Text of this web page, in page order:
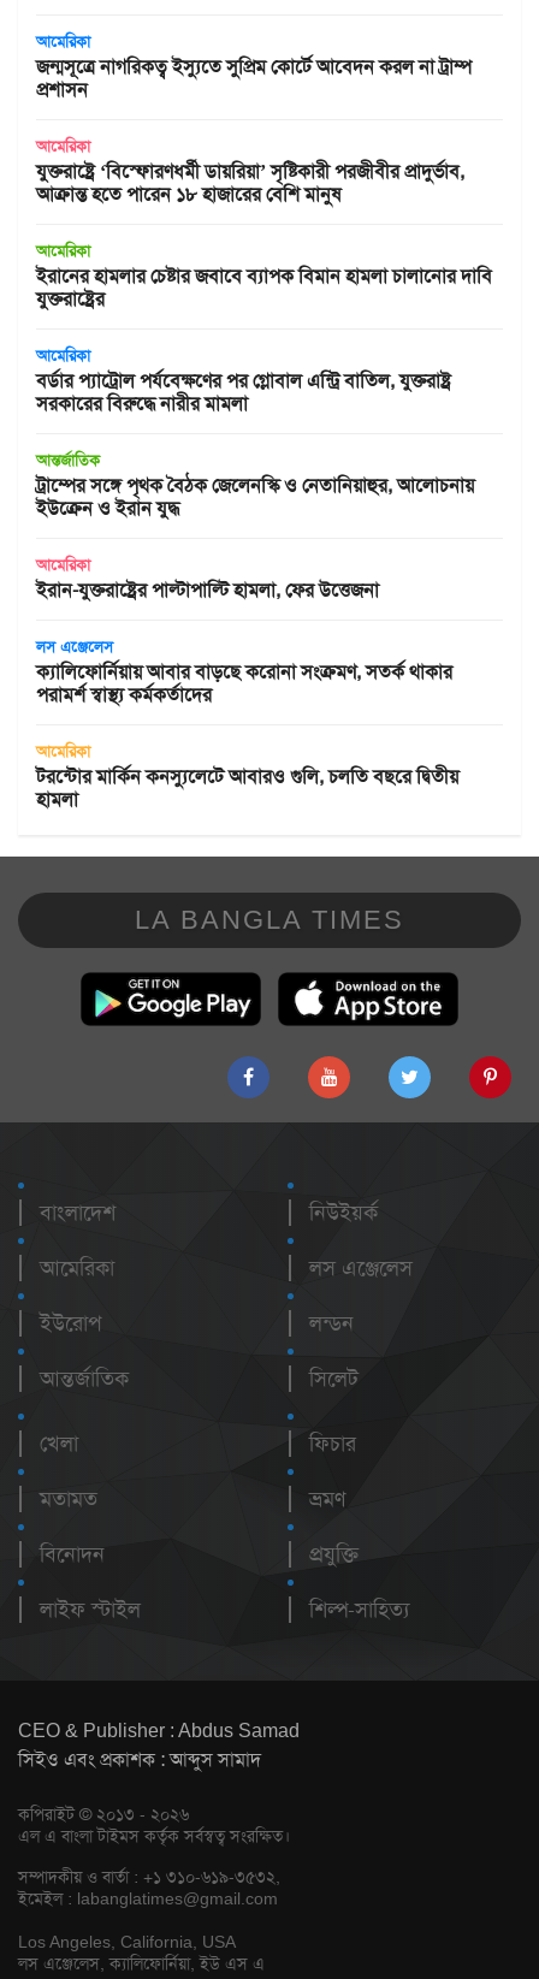
আমেরিকা
জন্মসূত্রে নাগরিকত্ব ইস্যুতে সুপ্রিম কোর্টে আবেদন করল না ট্রাম্প
প্রশাসন
আমেরিকা
যুক্তরাষ্ট্রে ‘বিস্ফোরণধর্মী ডায়রিয়া’ সৃষ্টিকারী পরজীবীর প্রাদুর্ভাব,
আক্রান্ত হতে পারেন ১৮ হাজারের বেশি মানুষ
আমেরিকা
ইরানের হামলার চেষ্টার জবাবে ব্যাপক বিমান হামলা চালানোর দাবি
যুক্তরাষ্ট্রের
আমেরিকা
বর্ডার প্যাট্রোল পর্যবেক্ষণের পর গ্লোবাল এন্ট্রি বাতিল, যুক্তরাষ্ট্র
সরকারের বিরুদ্ধে নারীর মামলা
আন্তর্জাতিক
ট্রাম্পের সঙ্গে পৃথক বৈঠক জেলেনস্কি ও নেতানিয়াহুর, আলোচনায়
ইউক্রেন ও ইরান যুদ্ধ
আমেরিকা
ইরান-যুক্তরাষ্ট্রের পাল্টাপাল্টি হামলা, ফের উত্তেজনা
লস এঞ্জেলেস
ক্যালিফোর্নিয়ায় আবার বাড়ছে করোনা সংক্রমণ, সতর্ক থাকার
পরামর্শ স্বাস্থ্য কর্মকর্তাদের
আমেরিকা
টরন্টোর মার্কিন কনস্যুলেটে আবারও গুলি, চলতি বছরে দ্বিতীয়
হামলা
LA BANGLA TIMES
বাংলাদেশ
আমেরিকা
ইউরোপ
আন্তর্জাতিক
নিউইয়র্ক
লস এঞ্জেলেস
লন্ডন
সিলেট
খেলা
মতামত
বিনোদন
লাইফ স্টাইল
ফিচার
ভ্রমণ
প্রযুক্তি
শিল্প-সাহিত্য
CEO & Publisher : Abdus Samad
সিইও এবং প্রকাশক : আব্দুস সামাদ
কপিরাইট © ২০১৩ - ২০২৬
এল এ বাংলা টাইমস কর্তৃক সর্বস্বত্ব সংরক্ষিত।
সম্পাদকীয় ও বার্তা : +১ ৩১০-৬১৯-৩৫৩২,
ইমেইল : labanglatimes@gmail.com
Los Angeles, California, USA
লস এঞ্জেলেস, ক্যালিফোর্নিয়া, ইউ এস এ